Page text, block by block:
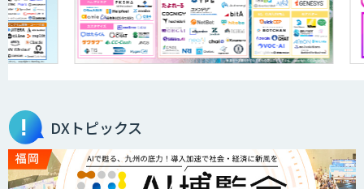
JAPAN AI KNOWLEDGE
オーダーメイドAI人材育成研修
DXトピックス